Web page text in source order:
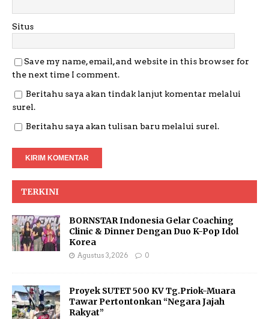
Situs
Save my name, email, and website in this browser for
the next time I comment.
Beritahu saya akan tindak lanjut komentar melalui
surel.
Beritahu saya akan tulisan baru melalui surel.
TERKINI
BORNSTAR Indonesia Gelar Coaching
Clinic & Dinner Dengan Duo K-Pop Idol
Korea
Agustus 3, 2026 0
Proyek SUTET 500 KV Tg.Priok-Muara
Tawar Pertontonkan “Negara Jajah
Rakyat”